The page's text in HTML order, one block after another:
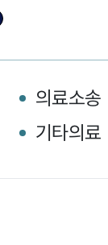
의료소송
기타의료